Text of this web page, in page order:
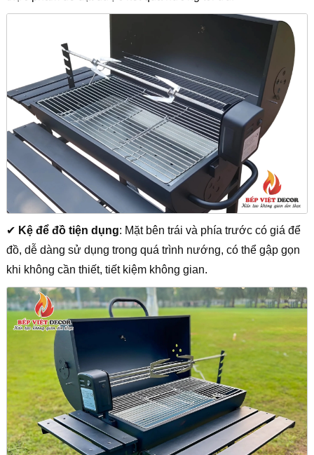
✔ Kệ để đồ tiện dụng: Mặt bên trái và phía trước có giá để
đồ, dễ dàng sử dụng trong quá trình nướng, có thể gập gọn
khi không cần thiết, tiết kiệm không gian.